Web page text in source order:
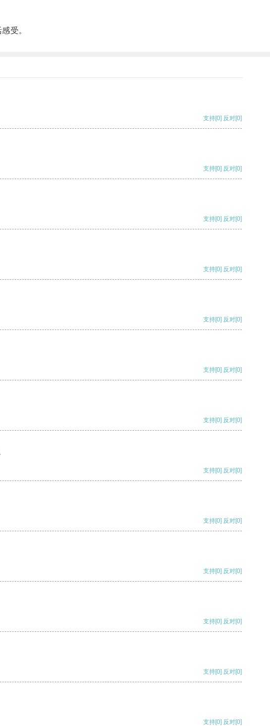
受。
支持[0] 反对[0]
支持[0] 反对[0]
支持[0] 反对[0]
支持[0] 反对[0]
支持[0] 反对[0]
支持[0] 反对[0]
支持[0] 反对[0]
支持[0] 反对[0]
支持[0] 反对[0]
支持[0] 反对[0]
支持[0] 反对[0]
支持[0] 反对[0]
支持[0] 反对[0]